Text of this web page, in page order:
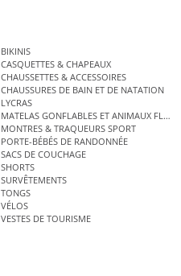
BIKINIS
CASQUETTES & CHAPEAUX
CHAUSSETTES & ACCESSOIRES
CHAUSSURES DE BAIN ET DE NATATION
LYCRAS
MATELAS GONFLABLES ET ANIMAUX
MONTRES & TRAQUEURS SPORT
PORTE-BÉBÉS DE RANDONNÉE
SACS DE COUCHAGE
SHORTS
SURVÊTEMENTS
TONGS
VÉLOS
VESTES DE TOURISME